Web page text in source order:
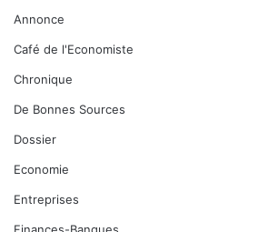
Annonce
Café de l'Economiste
Chronique
De Bonnes Sources
Dossier
Economie
Entreprises
Finances-Banques